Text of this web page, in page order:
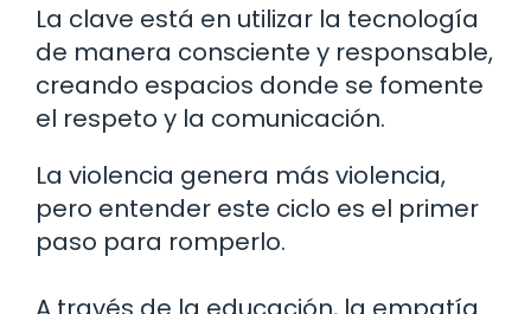
La clave está en utilizar la tecnología
de manera consciente y responsable,
creando espacios donde se fomente
el respeto y la comunicación.
La violencia genera más violencia,
pero entender este ciclo es el primer
paso para romperlo.